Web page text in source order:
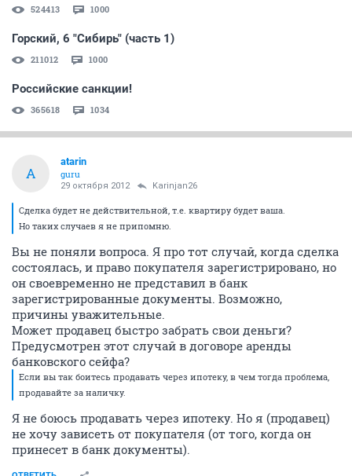
524413 1000
Горский, 6 "Сибирь" (часть 1)
211012 1000
Российские санкции!
365618 1034
A
atarin
guru
29 октября 2012 Karinjan26
Сделка будет не действительной, т.е. квартиру будет ваша.
Но таких случаев я не припомню.
Вы не поняли вопроса. Я про тот случай, когда сделка
состоялась, и право покупателя зарегистрировано, но
он своевременно не представил в банк
зарегистрированные документы. Возможно,
причины уважительные.
Может продавец быстро забрать свои деньги?
Предусмотрен этот случай в договоре аренды
банковского сейфа?
Если вы так боитесь продавать через ипотеку, в чем тогда проблема,
продавайте за наличку.
Я не боюсь продавать через ипотеку. Но я (продавец)
не хочу зависеть от покупателя (от того, когда он
принесет в банк документы).